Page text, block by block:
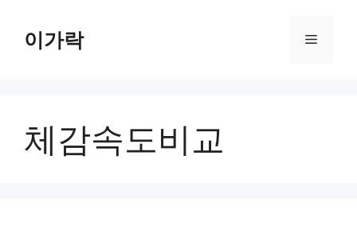
이가락 메
체감속도비교